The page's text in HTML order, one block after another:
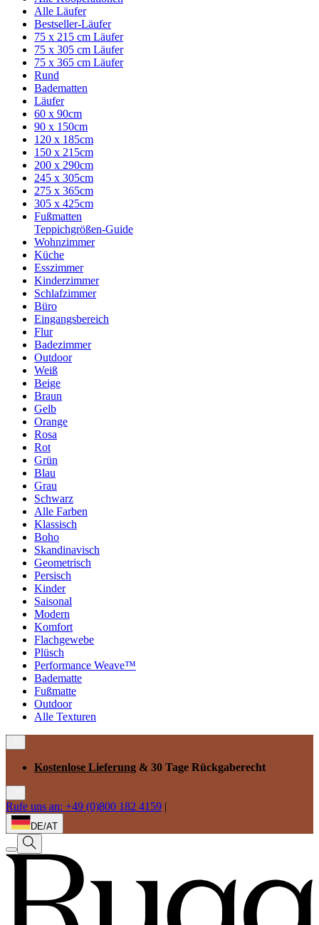
Alle Läufer
Bestseller-Läufer
75 x 215 cm Läufer
75 x 305 cm Läufer
75 x 365 cm Läufer
Rund
Badematten
Läufer
60 x 90cm
90 x 150cm
120 x 185cm
150 x 215cm
200 x 290cm
245 x 305cm
275 x 365cm
305 x 425cm
Fußmatten
Teppichgrößen-Guide
Wohnzimmer
Küche
Esszimmer
Kinderzimmer
Schlafzimmer
Büro
Eingangsbereich
Flur
Badezimmer
Outdoor
Weiß
Beige
Braun
Gelb
Orange
Rosa
Rot
Grün
Blau
Grau
Schwarz
Alle Farben
Klassisch
Boho
Skandinavisch
Geometrisch
Persisch
Kinder
Saisonal
Modern
Komfort
Flachgewebe
Plüsch
Performance Weave™
Badematte
Fußmatte
Outdoor
Alle Texturen
Kostenlose Lieferung & 30 Tage Rückgaberecht
Rufe uns an: +49 (0)800 182 4159 |
DE/AT